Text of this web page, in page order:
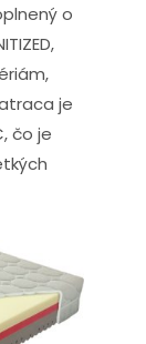
o
je
čo je